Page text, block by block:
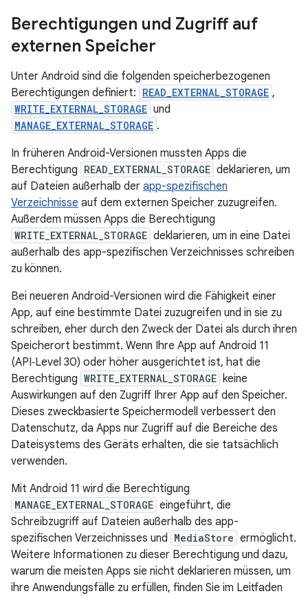
Berechtigungen und Zugriff auf
externen Speicher
Unter Android sind die folgenden speicherbezogenen
Berechtigungen definiert: READ_EXTERNAL_STORAGE ,
WRITE_EXTERNAL_STORAGE und
MANAGE_EXTERNAL_STORAGE .
In früheren Android-Versionen mussten Apps die
Berechtigung READ_EXTERNAL_STORAGE deklarieren, um
auf Dateien außerhalb der app-spezifischen
Verzeichnisse auf dem externen Speicher zuzugreifen.
Außerdem müssen Apps die Berechtigung
WRITE_EXTERNAL_STORAGE deklarieren, um in eine Datei
außerhalb des app-spezifischen Verzeichnisses schreiben
zu können.
Bei neueren Android-Versionen wird die Fähigkeit einer
App, auf eine bestimmte Datei zuzugreifen und in sie zu
schreiben, eher durch den Zweck der Datei als durch ihren
Speicherort bestimmt. Wenn Ihre App auf Android 11
(API‑Level 30) oder höher ausgerichtet ist, hat die
Berechtigung WRITE_EXTERNAL_STORAGE keine
Auswirkungen auf den Zugriff Ihrer App auf den Speicher.
Dieses zweckbasierte Speichermodell verbessert den
Datenschutz, da Apps nur Zugriff auf die Bereiche des
Dateisystems des Geräts erhalten, die sie tatsächlich
verwenden.
Mit Android 11 wird die Berechtigung
MANAGE_EXTERNAL_STORAGE eingeführt, die
Schreibzugriff auf Dateien außerhalb des app-
spezifischen Verzeichnisses und MediaStore ermöglicht.
Weitere Informationen zu dieser Berechtigung und dazu,
warum die meisten Apps sie nicht deklarieren müssen, um
ihre Anwendungsfälle zu erfüllen, finden Sie im Leitfaden